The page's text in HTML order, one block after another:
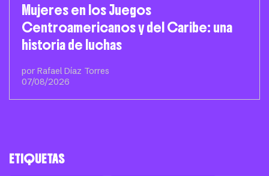
Mujeres en los Juegos
Centroamericanos y del Caribe: una
historia de luchas
por Rafael Díaz Torres
07/08/2026
ETIQUETAS